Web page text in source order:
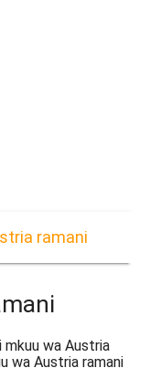
ramani
mkuu wa Austria
wa Austria ramani